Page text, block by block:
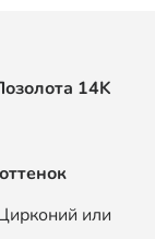
14K
или